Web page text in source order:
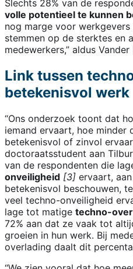
Slechts 28% van de
volle potentieel te kunnen
nog marge voor
stemmen op de sterktes en
medewerkers,” aldus Vander
Link tussen
betekenisvol werk
“Ons onderzoek toont dat
iemand ervaart, hoe minder
betekenisvol of zinvol
doctoraatsstudent aan
van de respondenten die
onveiligheid [3] ervaart,
betekenisvol beschouwen,
veel techno-onveiligheid
lage tot matige techno-
72% aan dat ze vaak tot
groeien in hun werk. Bij
overlading daalt dit